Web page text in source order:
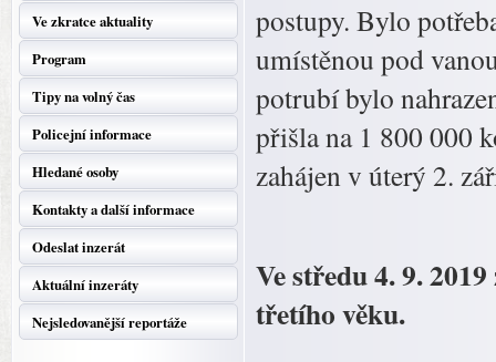
Ve zkratce aktuality
Program
Tipy na volný čas
Policejní informace
Hledané osoby
Kontakty a další informace
Odeslat inzerát
Aktuální inzeráty
Nejsledovanější reportáže
postupy. Bylo
umístěnou pod
potrubí bylo
přišla na 1 800 000
zahájen v úterý 2.
Ve středu 4. 9.
třetího věku.